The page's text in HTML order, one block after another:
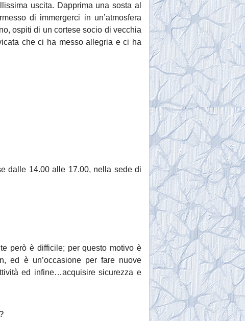
uscita. Dapprima una sosta al
di immergerci in un’atmosfera
ospiti di un cortese socio di vecchia
che ci ha messo allegria e ci ha
dalle 14.00 alle 17.00, nella sede di
però è difficile; per questo motivo è
ed è un’occasione per fare nuove
ed infine…acquisire sicurezza e